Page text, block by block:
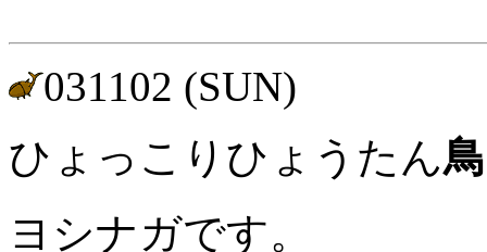
031102 (SUN)
ひょっこりひょうたん
ヨシナガです。